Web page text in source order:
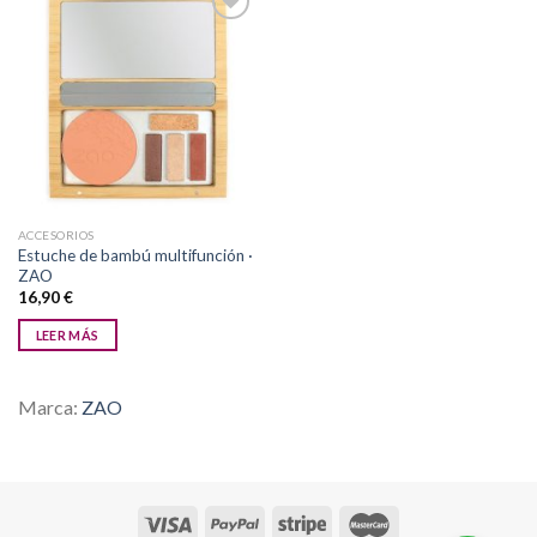
Añadir
a la
lista de
deseos
ACCESORIOS
Estuche de bambú multifunción ·
ZAO
16,90€
LEER MÁS
Marca: ZAO